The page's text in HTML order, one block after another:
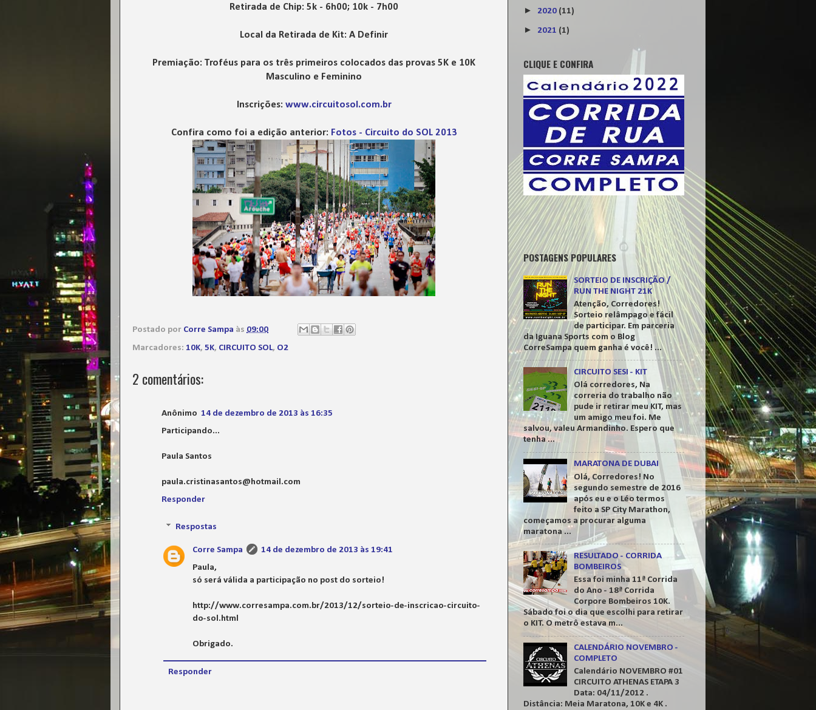
Retirada de Chip: 5k - 6h00; 10k - 7h00
Local da Retirada de Kit: A Definir
Premiação: Troféus para os três primeiros colocados das provas 5K e 10K
Masculino e Feminino
Inscrições: www.circuitosol.com.br
Confira como foi a edição anterior: Fotos - Circuito do SOL 2013
Postado por Corre Sampa às 09:00
Marcadores: 10K, 5K, CIRCUITO SOL, O2
2 comentários:
Anônimo 14 de dezembro de 2013 às 16:35
Participando...
Paula Santos
paula.cristinasantos@hotmail.com
Responder
Respostas
Corre Sampa
14 de dezembro de 2013 às 19:41
Paula,
só será válida a participação no post do sorteio!
http://www.corresampa.com.br/2013/12/sorteio-de-inscricao-circuito-
do-sol.html
Obrigado.
Responder
► 2020 (11)
► 2021 (1)
CLIQUE E CONFIRA
POSTAGENS POPULARES
SORTEIO DE INSCRIÇÃO /
RUN THE NIGHT 21K
Atenção, Corredores!
Sorteio relâmpago e fácil
de participar. Em parceria
da Iguana Sports com o Blog
CorreSampa quem ganha é você! ...
CIRCUITO SESI - KIT
Olá corredores, Na
correria do trabalho não
pude ir retirar meu KIT, mas
um amigo meu foi. Me
salvou, valeu Armandinho. Espero que
tenha ...
MARATONA DE DUBAI
Olá, Corredores! No
segundo semestre de 2016
após eu e o Léo termos
feito a SP City Marathon,
começamos a procurar alguma
maratona ...
RESULTADO - CORRIDA
BOMBEIROS
Essa foi minha 11ª Corrida
do Ano - 18ª Corrida
Corpore Bombeiros 10K.
Sábado foi o dia que escolhi para retirar
o KIT. O metrô estava m...
CALENDÁRIO NOVEMBRO -
COMPLETO
Calendário NOVEMBRO #01
CIRCUITO ATHENAS ETAPA 3
Data: 04/11/2012 .
Distância: Meia Maratona, 10K e 4K .